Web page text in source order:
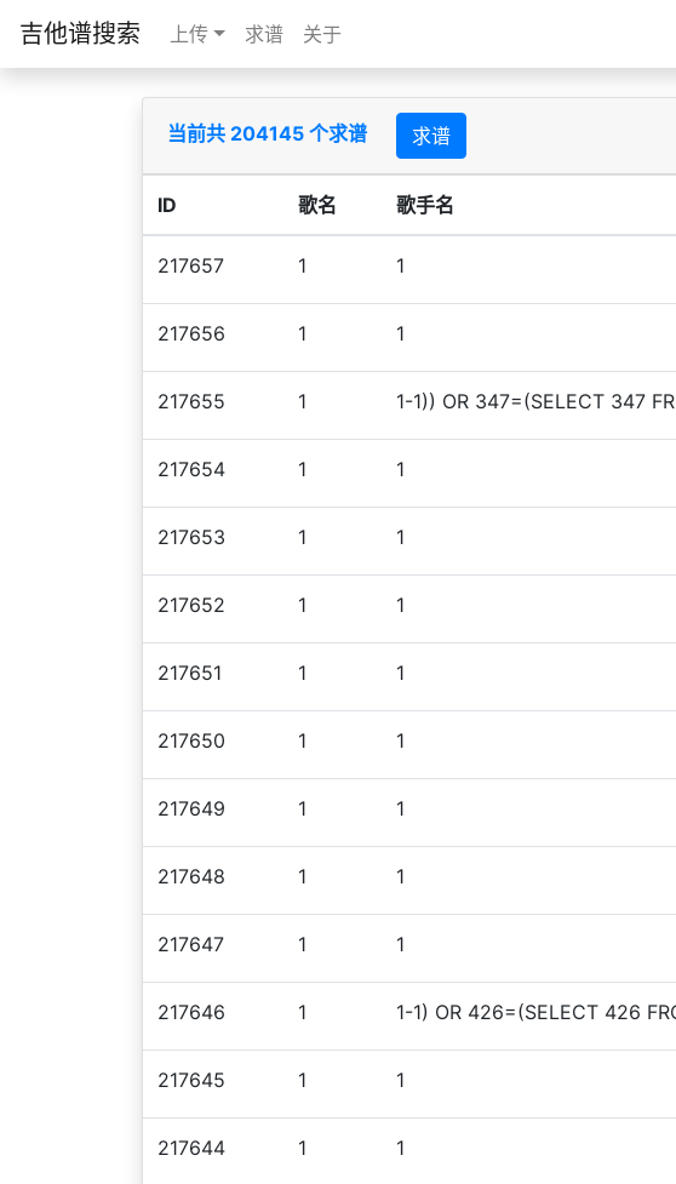
吉他谱搜索 上传 求谱 关于
当前共 204145 个求谱 求谱
ID 歌名 歌手名
217657 1 1
217656 1 1
217655 1 1-1)) OR 347=(SELECT 347
217654 1 1
217653 1 1
217652 1 1
217651 1 1
217650 1 1
217649 1 1
217648 1 1
217647 1 1
217646 1 1-1) OR 426=(SELECT 426
217645 1 1
217644 1 1